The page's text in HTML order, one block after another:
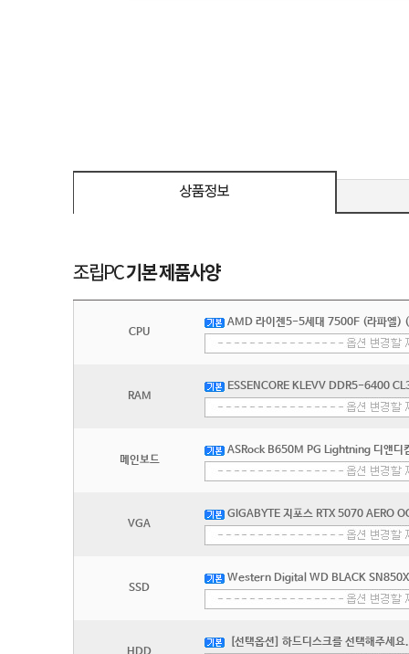
CPU
AMD 라이젠5-5세대 7500F (라파엘)
RAM
ESSENCORE KLEVV DDR5-6400
메인보드
ASRock B650M PG Lightning 디앤디
VGA
GIGABYTE 지포스 RTX 5070 AERO
SSD
Western Digital WD BLACK
[선택옵션] 하드디스크를 선택해주세요.